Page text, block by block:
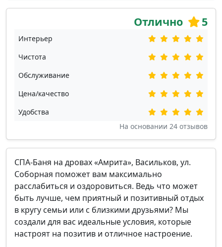
Отлично 5
Интерьер
Чистота
Обслуживание
Цена/качество
Удобства
На основании 24 отзывов
СПА-Баня на дровах «Амрита», Васильков, ул.
Соборная поможет вам максимально
расслабиться и оздоровиться. Ведь что может
быть лучше, чем приятный и позитивный отдых
в кругу семьи или с близкими друзьями? Мы
создали для вас идеальные условия, которые
настроят на позитив и отличное настроение.